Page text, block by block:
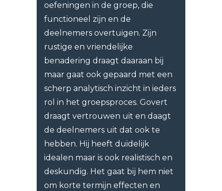
oefeningen in de groep, die
functioneel zijn en de
deelnemers overtuigen. Zijn
rustige en vriendelijke
benadering draagt daaraan bij
maar gaat ook gepaard met een
scherp analytisch inzicht in ieders
rol in het groepsproces. Govert
draagt vertrouwen uit en daagt
de deelnemers uit dat ook te
hebben. Hij heeft duidelijk
idealen maar is ook realistisch en
deskundig. Het gaat bij hem niet
om korte termijn effecten en